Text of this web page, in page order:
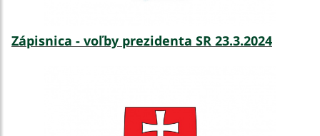
Zápisnica - voľby prezidenta SR 23.3.2024